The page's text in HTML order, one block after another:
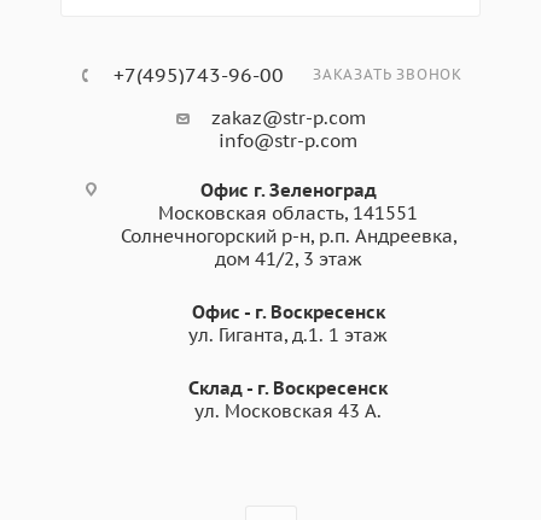
+7(495)743-96-00 ЗАКАЗАТЬ ЗВОНОК
zakaz@str-p.com
info@str-p.com
Офис г. Зеленоград
Московская область, 141551
Солнечногорский р-н, р.п. Андреевка,
дом 41/2, 3 этаж
Офис - г. Воскресенск
ул. Гиганта, д.1. 1 этаж
Склад - г. Воскресенск
ул. Московская 43 А.